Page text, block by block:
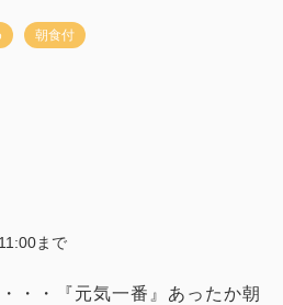
朝食付
まで
・・『元気一番』あったか朝